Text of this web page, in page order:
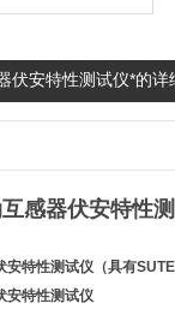
伏安特性测试仪*的详
感器伏安特性
安特性测试仪 （具有
安特性测试仪